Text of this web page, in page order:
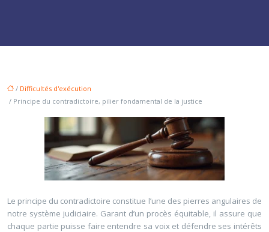
/ Difficultés d'exécution
/ Principe du contradictoire, pilier fondamental de la justice
Le principe du contradictoire constitue l’une des pierres angulaires de
notre système judiciaire. Garant d’un procès équitable, il assure que
chaque partie puisse faire entendre sa voix et défendre ses intérêts